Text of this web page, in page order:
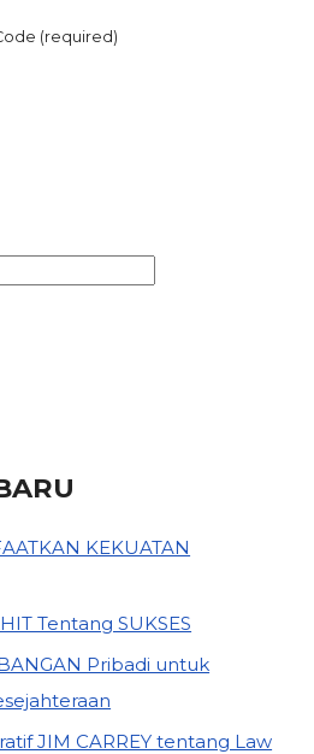
(required)
KEKUATAN
Tentang SUKSES
Pribadi untuk
JIM CARREY tentang Law